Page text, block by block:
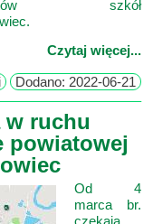
szkół
Czytaj więcej...
Dodano: 2022-06-21
w ruchu
powiatowej
Od 4
marca br.
czekają